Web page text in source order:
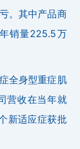
。其中产品商
销量225.5万
全身型重症肌
营收在当年就
新适应症获批